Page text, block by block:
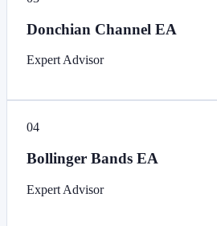
Donchian Channel EA
Expert Advisor
04
Bollinger Bands EA
Expert Advisor